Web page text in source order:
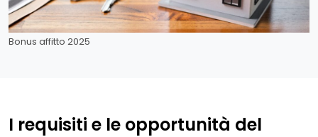
Bonus affitto 2025
I requisiti e le opportunità del